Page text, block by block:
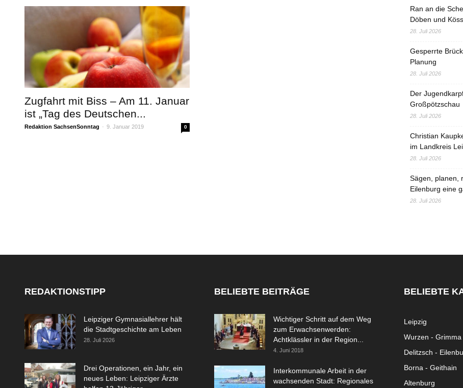
Zugfahrt mit Biss – Am 11. Januar
ist „Tag des Deutschen...
Redaktion SachsenSonntag - 9. Januar 2019 0
Ran an die
Döben und
28. Juli 2026
Gesperrte
Planung
28. Juli 2026
Der
Großpötzschau
28. Juli 2026
Christian
im Landkreis
28. Juli 2026
Sägen, planen,
Eilenburg eine
28. Juli 2026
REDAKTIONSTIPP
Leipziger Gymnasiallehrer hält
die Stadtgeschichte am Leben
28. Juli 2026
Drei Operationen, ein Jahr, ein
neues Leben: Leipziger Ärzte
BELIEBTE BEITRÄGE
Wichtiger Schritt auf dem Weg
zum Erwachsenwerden:
Achtklässler in der Region...
4. Juni 2018
Interkommunale Arbeit in der
wachsenden Stadt: Regionales
BELIEBTE
Leipzig
Wurzen - Grimma
Delitzsch -
Borna - Geithain
Altenburg